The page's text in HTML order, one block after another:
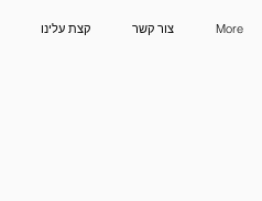
קצת עלינו צור קשר More